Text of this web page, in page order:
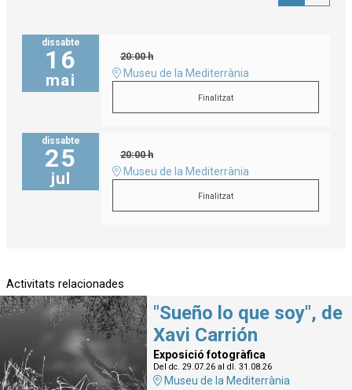
dissabte
16
mai
20:00 h
Museu de la Mediterrània
Finalitzat
dissabte
25
jul
20:00 h
Museu de la Mediterrània
Finalitzat
Activitats relacionades
"Sueño lo que soy", de
Xavi Carrión
Exposició fotogràfica
Del dc. 29.07.26al dl. 31.08.26
Museu de la Mediterrània